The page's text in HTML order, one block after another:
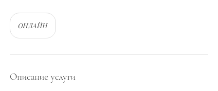
ОНЛАЙН
Описание услуги